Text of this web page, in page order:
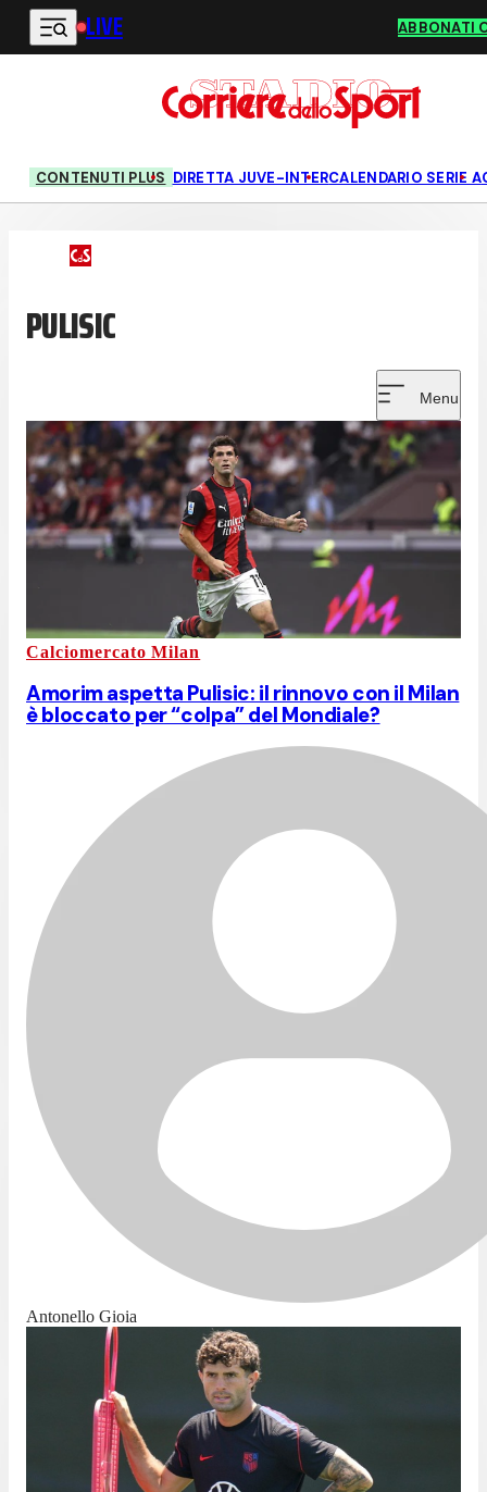
Vai al contenuto principale
LIVE ABBONATI
CONTENUTI PLUS DIRETTA JUVE-INTERCALENDARIO SERIE A
PULISIC
Menu
Calciomercato Milan
Amorim aspetta Pulisic: il rinnovo con il Milan
è bloccato per “colpa” del Mondiale?
Antonello Gioia